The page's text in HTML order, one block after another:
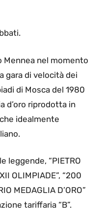
Mennea nel momento
gara di velocità dei
di Mosca del 1980
d’oro riprodotta in
idealmente
leggende, “PIETRO
OLIMPIADE”, “200
MEDAGLIA D’ORO”
tariffaria “B”.